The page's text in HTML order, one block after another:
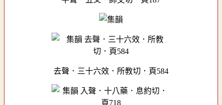
去聲．三十六效．所教切．頁584